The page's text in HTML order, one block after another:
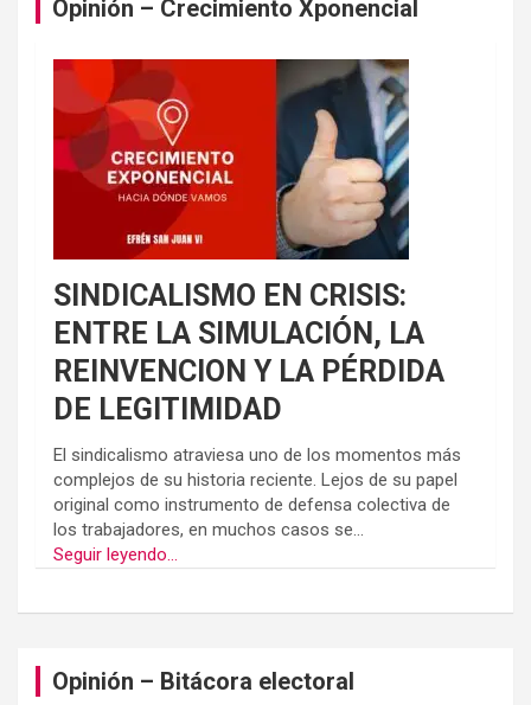
Opinión – Crecimiento Xponencial
SINDICALISMO EN CRISIS:
ENTRE LA SIMULACIÓN, LA
REINVENCION Y LA PÉRDIDA
DE LEGITIMIDAD
El sindicalismo atraviesa uno de los momentos más
complejos de su historia reciente. Lejos de su papel
original como instrumento de defensa colectiva de
los trabajadores, en muchos casos se...
Seguir leyendo...
Opinión – Bitácora electoral